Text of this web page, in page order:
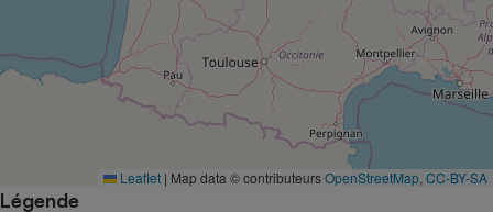
Leaflet | Map data © contributeursOpenStreetMap CC-BY-SA
Légende
Complément
alimentaire
Assurance emprunteur
Petit électroménager -
Mutuelle